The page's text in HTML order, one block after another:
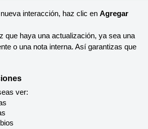
interacción, haz clic en Agregar
que haya una actualización, ya sea una
o una nota interna. Así garantizas que
ver: